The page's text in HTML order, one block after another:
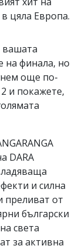
цяла Европа.
вашата
на финала, но
още по-
и покажете,
DARA
и силна
преливат от
български
света
за активна